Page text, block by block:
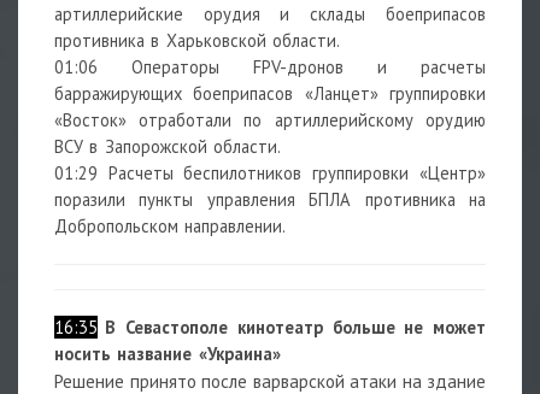
артиллерийские орудия и склады боеприпасов
противника в Харьковской области.
01:06 Операторы FPV-дронов и расчеты
барражирующих боеприпасов «Ланцет» группировки
«Восток» отработали по артиллерийскому орудию
ВСУ в Запорожской области.
01:29 Расчеты беспилотников группировки «Центр»
поразили пункты управления БПЛА противника на
Добропольском направлении.
16:35 В Севастополе кинотеатр больше не может
носить название «Украина»
Решение принято после варварской атаки на здание